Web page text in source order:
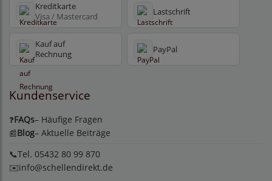
Kreditkarte
Visa / Mastercard Lastschrift
Kauf auf
Rechnung
PayPal
Kundenservice
❓FAQs– Häufige Fragen
📰Blog– Aktuelle Beiträge
📞Tel. 05432 80 99 870
✉️info@schellendirekt.de